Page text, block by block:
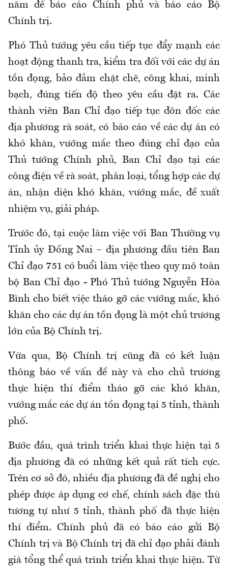
năm để báo cáo Chính phủ và báo cáo Bộ
Chính trị.
Phó Thủ tướng yêu cầu tiếp tục đẩy mạnh các
hoạt động thanh tra, kiểm tra đối với các dự án
tồn đọng, bảo đảm chặt chẽ, công khai, minh
bạch, đúng tiến độ theo yêu cầu đặt ra. Các
thành viên Ban Chỉ đạo tiếp tục đôn đốc các
địa phương rà soát, có báo cáo về các dự án có
khó khăn, vướng mắc theo đúng chỉ đạo của
Thủ tướng Chính phủ, Ban Chỉ đạo tại các
công điện về rà soát, phân loại, tổng hợp các dự
án, nhận diện khó khăn, vướng mắc, đề xuất
nhiệm vụ, giải pháp.
Trước đó, tại cuộc làm việc với Ban Thường vụ
Tỉnh ủy Đồng Nai – địa phương đầu tiên Ban
Chỉ đạo 751 có buổi làm việc theo quy mô toàn
bộ Ban Chỉ đạo - Phó Thủ tướng Nguyễn Hòa
Bình cho biết việc tháo gỡ các vướng mắc, khó
khăn cho các dự án tồn đọng là một chủ trương
lớn của Bộ Chính trị.
Vừa qua, Bộ Chính trị cũng đã có kết luận
thông báo về vấn đề này và cho chủ trương
thực hiện thí điểm tháo gỡ các khó khăn,
vướng mắc các dự án tồn đọng tại 5 tỉnh, thành
phố.
Bước đầu, quá trình triển khai thực hiện tại 5
địa phương đã có những kết quả rất tích cực.
Trên cơ sở đó, nhiều địa phương đã đề nghị cho
phép được áp dụng cơ chế, chính sách đặc thù
tương tự như 5 tỉnh, thành phố đã thực hiện
thí điểm. Chính phủ đã có báo cáo gửi Bộ
Chính trị và Bộ Chính trị đã chỉ đạo phải đánh
giá tổng thể quá trình triển khai thực hiện. Từ